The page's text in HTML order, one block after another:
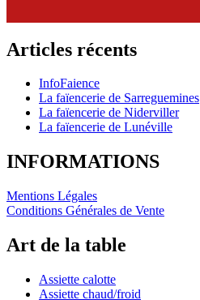
Articles récents
InfoFaience
La faïencerie de Sarreguemines
La faïencerie de Niderviller
La faïencerie de Lunéville
INFORMATIONS
Mentions Légales
Conditions Générales de Vente
Art de la table
Assiette calotte
Assiette chaud/froid